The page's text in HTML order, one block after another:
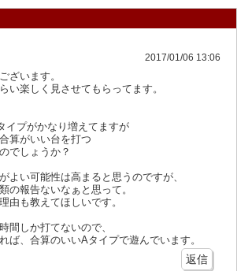
2017/01/06 13:06
ざいます。
い楽しく見させてもらってます。
イプがかなり増えてますが
算がいい台を打つ
でしょうか？
よい可能性は高まると思うのですが、
の報告ないなぁと思って。
由も教えてほしいです。
間しか打てないので、
ば、合算のいいAタイプで遊んでいます。
返信